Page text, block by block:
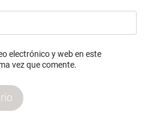
electrónico y web en este
vez que comente.